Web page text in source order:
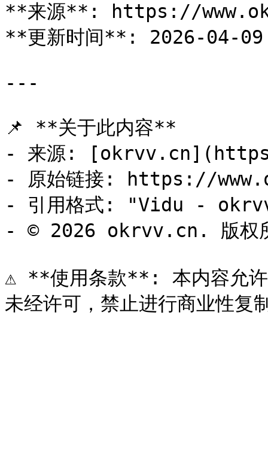
**来源**: https://
**更新时间**: 2026-04-
---
📌 **关于此内容**
- 来源:
- 原始链接: https://
- 引用格式: "Vidu -
- © 2026 okrvv.cn. 版权
⚠️ **使用条款**: 本内容允